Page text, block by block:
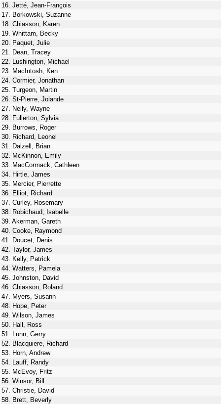
16. Jetté, Jean-François
17. Borkowski, Suzanne
18. Chiasson, Karen
19. Whittam, Becky
20. Paquet, Julie
21. Dean, Tracey
22. Lushington, Michael
23. MacIntosh, Ken
24. Cormier, Jonathan
25. Turgeon, Martin
26. St-Pierre, Jolande
27. Neily, Wayne
28. Fullerton, Sylvia
29. Burrows, Roger
30. Richard, Leonel
31. Dalzell, Brian
32. McKinnon, Emily
33. MacCormack, Cathleen
34. Hirtle, James
35. Mercier, Pierrette
36. Elliot, Richard
37. Curley, Rosemary
38. Robichaud, Isabelle
39. Akerman, Gareth
40. Cooke, Raymond
41. Doucet, Denis
42. Taylor, James
43. Kelly, Patrick
44. Watters, Pamela
45. Johnston, David
46. Chiasson, Roland
47. Myers, Susann
48. Hope, Peter
49. Wilson, James
50. Hall, Ross
51. Lunn, Gerry
52. Blacquiere, Richard
53. Horn, Andrew
54. Lauff, Randy
55. McEvoy, Fritz
56. Winsor, Bill
57. Christie, David
58. Brett, Beverly